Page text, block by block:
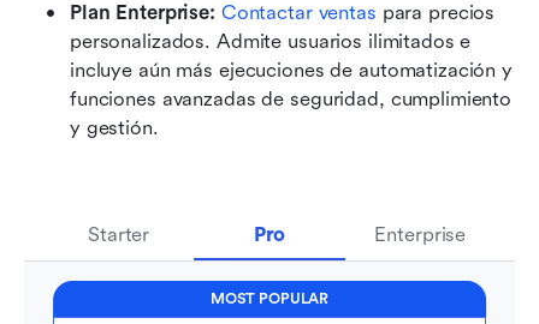
Plan Enterprise: Contactar ventas para precios
personalizados. Admite usuarios ilimitados e
incluye aún más ejecuciones de automatización y
funciones avanzadas de seguridad, cumplimiento
y gestión.
Starter Pro Enterprise
MOST POPULAR